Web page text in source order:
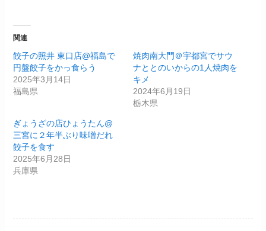
関連
餃子の照井 東口店@福島で
円盤餃子をかっ食らう
2025年3月14日
福島県
焼肉南大門＠宇都宮でサウ
ナととのいからの1人焼肉を
キメ
2024年6月19日
栃木県
ぎょうざの店ひょうたん@
三宮に２年半ぶり味噌だれ
餃子を食す
2025年6月28日
兵庫県